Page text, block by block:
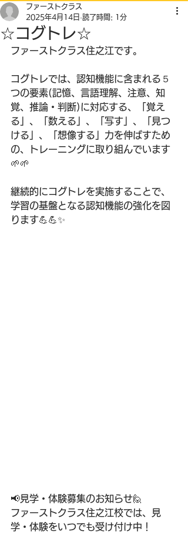
☆コグトレ☆
ファーストクラス
2025年4月14日 読了時間: 1分
ファーストクラス住之江です。
コグトレでは、認知機能に含まれる５
つの要素(記憶、言語理解、注意、知
覚、推論・判断)に対応する、「覚え
る」、「数える」、「写す」、「見つ
ける」、「想像する」力を伸ばすため
の、トレーニングに取り組んでいます
🌱🌱
継続的にコグトレを実施することで、
学習の基盤となる認知機能の強化を図
ります💪💪✨
📢見学・体験募集のお知らせ🙋
ファーストクラス住之江校では、見
学・体験をいつでも受け付け中！